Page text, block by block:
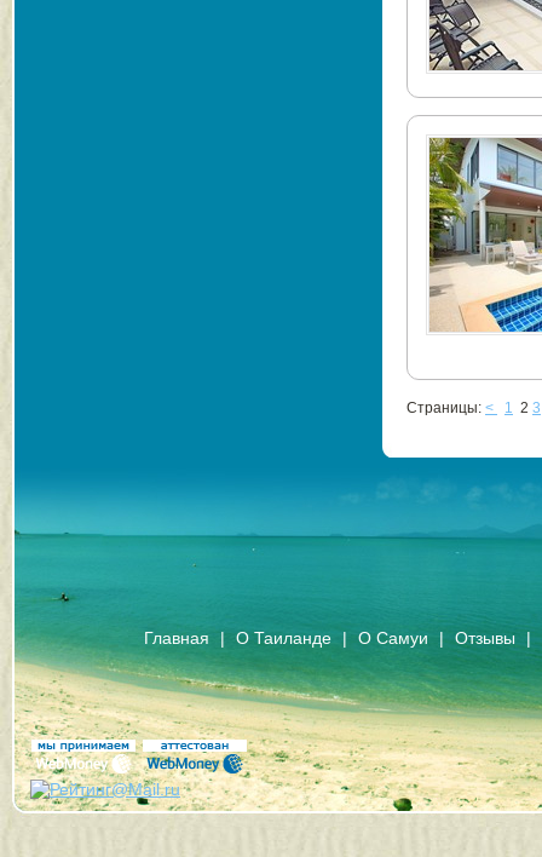
Страницы: < 1 2 3
Главная | О Таиланде | О Самуи | Отзывы |